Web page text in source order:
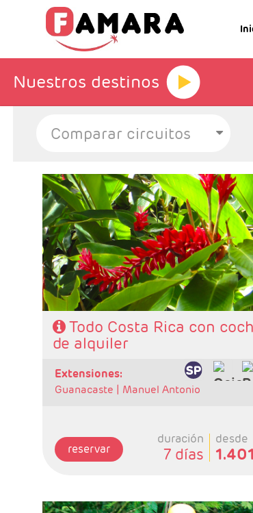
Nuestros destinos
- Salidas: Diarias
- Ruta: 1 noche San José, 2 noches Volcán
Arenal y 2 noches Tortuguero.
- Categoría hotelera: Standard, Primera o
Semilujo
- Régimen: 5 desayunos, 3 almuerzos y 2
cenas
Todo Costa Rica con
de alquiler
extensiones:
Guanacaste | Manuel Antonio
reservar
duración
7 días
desde